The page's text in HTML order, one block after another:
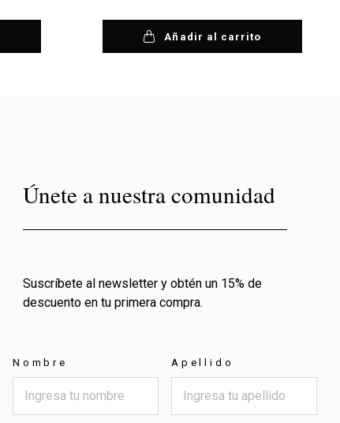
Añadir al carrito
Únete a nuestra comunidad
Suscríbete al newsletter y obtén un 15% de
descuento en tu primera compra.
Nombre Apellido